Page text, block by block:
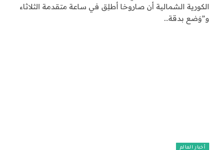
الكورية الشمالية أن صاروخا أطلِق في ساعة متقدمة الثلاثاء
و”وَضع بدقة…
أخبار العالم